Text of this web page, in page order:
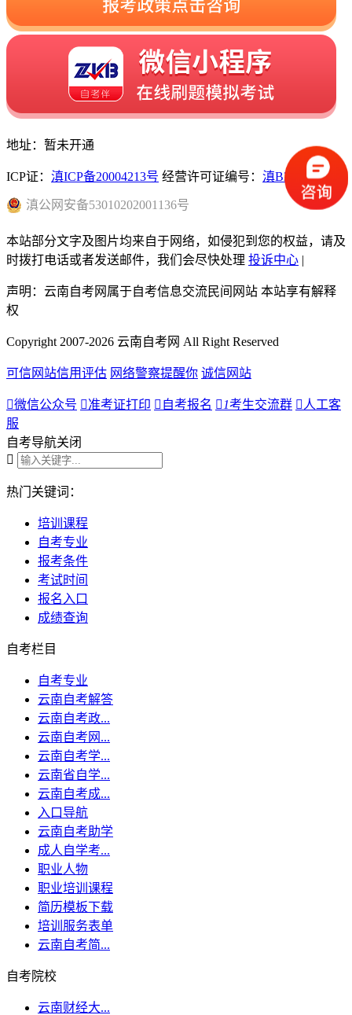
地址：暂未开通
ICP证： 滇ICP备20004213号 经营许可证编号： 滇B2-20230096
滇公网安备53010202001136号
本站部分文字及图片均来自于网络，如侵犯到您的权益，请及
时拨打电话或者发送邮件，我们会尽快处理 投诉中心 |
声明：云南自考网属于自考信息交流民间网站 本站享有解释
权
Copyright 2007-2026 云南自考网 All Right Reserved
可信网站信用评估 网络警察提醒你 诚信网站
微信公众号 准考证打印  自考报名  1考生交流群  人工客
服
自考导航关闭

热门关键词：
培训课程
自考专业
报考条件
考试时间
报名入口
成绩查询
自考栏目
自考专业
云南自考解答
云南自考政...
云南自考网...
云南自考学...
云南省自学...
云南自考成...
入口导航
云南自考助学
成人自学考...
职业人物
职业培训课程
简历模板下载
培训服务表单
云南自考简...
自考院校
云南财经大...